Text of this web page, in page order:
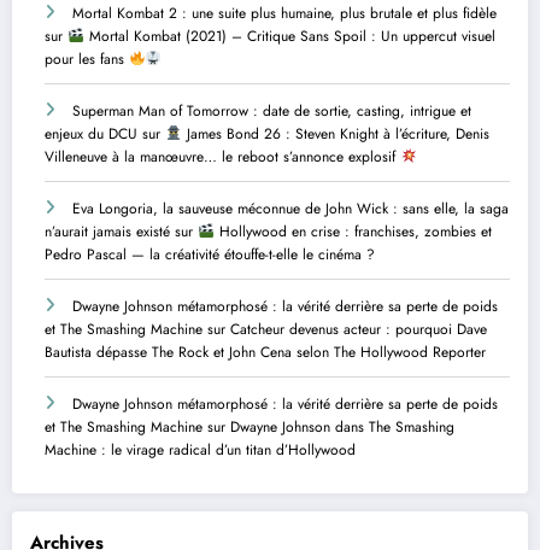
Mortal Kombat 2 : une suite plus humaine, plus brutale et plus fidèle
sur
Mortal Kombat (2021) – Critique Sans Spoil : Un uppercut visuel
pour les fans
Superman Man of Tomorrow : date de sortie, casting, intrigue et
enjeux du DCU sur
James Bond 26 : Steven Knight à l’écriture, Denis
Villeneuve à la manœuvre… le reboot s’annonce explosif
Eva Longoria, la sauveuse méconnue de John Wick : sans elle, la saga
n’aurait jamais existé sur
Hollywood en crise : franchises, zombies et
Pedro Pascal — la créativité étouffe-t-elle le cinéma ?
Dwayne Johnson métamorphosé : la vérité derrière sa perte de poids
et The Smashing Machine sur Catcheur devenus acteur : pourquoi Dave
Bautista dépasse The Rock et John Cena selon The Hollywood Reporter
Dwayne Johnson métamorphosé : la vérité derrière sa perte de poids
et The Smashing Machine sur Dwayne Johnson dans The Smashing
Machine : le virage radical d’un titan d’Hollywood
Archives